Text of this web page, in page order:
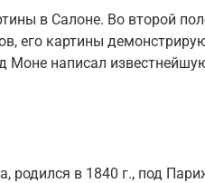
в Салоне. Во второй
его картины
Моне написал
родился в 1840 г., под